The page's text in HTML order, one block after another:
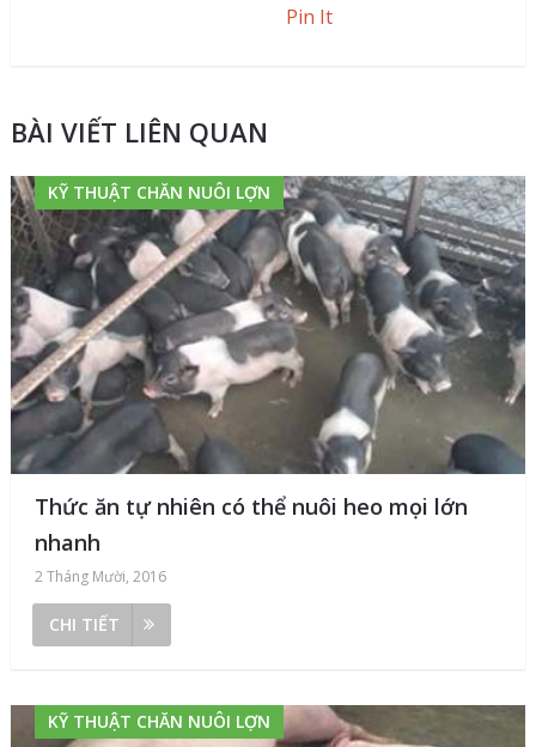
Pin It
BÀI VIẾT LIÊN QUAN
KỸ THUẬT CHĂN NUÔI LỢN
Thức ăn tự nhiên có thể nuôi heo mọi lớn
nhanh
2 Tháng Mười, 2016
CHI TIẾT
KỸ THUẬT CHĂN NUÔI LỢN